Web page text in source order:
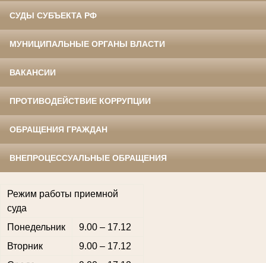
СУДЫ СУБЪЕКТА РФ
МУНИЦИПАЛЬНЫЕ ОРГАНЫ ВЛАСТИ
ВАКАНСИИ
ПРОТИВОДЕЙСТВИЕ КОРРУПЦИИ
ОБРАЩЕНИЯ ГРАЖДАН
ВНЕПРОЦЕССУАЛЬНЫЕ ОБРАЩЕНИЯ
Режим работы приемной
суда
Понедельник
9.00 – 17.12
Вторник
9.00 – 17.12